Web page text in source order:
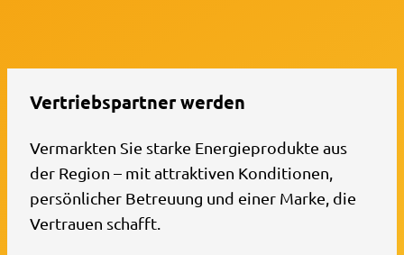
Vertriebspartner werden
Vermarkten Sie starke Energieprodukte aus
der Region – mit attraktiven Konditionen,
persönlicher Betreuung und einer Marke, die
Vertrauen schafft.